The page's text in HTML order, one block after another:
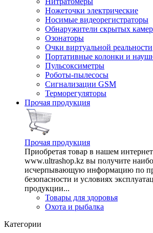
Ножеточки электрические
Носимые видеорегистраторы
Обнаружители скрытых камер
Озонаторы
Очки виртуальной реальности
Портативные колонки и
Пульсоксиметры
Роботы-пылесосы
Сигнализации GSM
Терморегуляторы
Прочая продукция
Прочая продукция
Приобретая товар в нашем
www.ultrashop.kz вы получите
исчерпывающую информацию по
безопасности и условиях
продукции...
Товары для здоровья
Охота и рыбалка
Категории